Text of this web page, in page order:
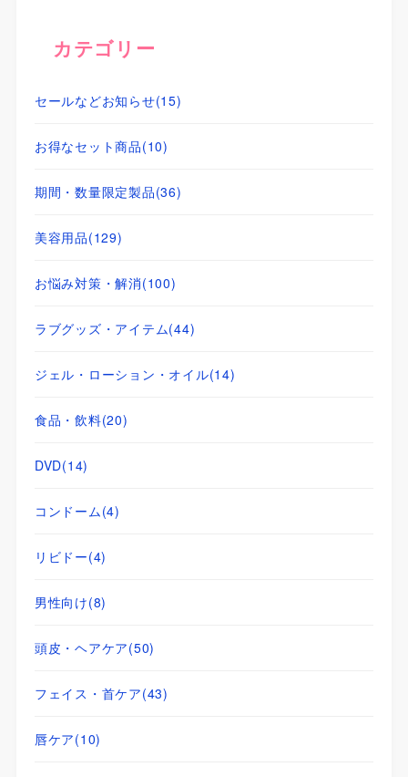
カテゴリー
セールなどお知らせ(15)
お得なセット商品(10)
期間・数量限定製品(36)
美容用品(129)
お悩み対策・解消(100)
ラブグッズ・アイテム(44)
ジェル・ローション・オイル(14)
食品・飲料(20)
DVD(14)
コンドーム(4)
リビドー(4)
男性向け(8)
頭皮・ヘアケア(50)
フェイス・首ケア(43)
唇ケア(10)